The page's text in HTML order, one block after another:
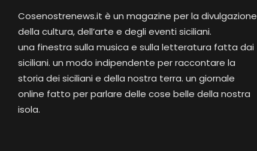
Cosenostrenews.it è un magazine per la divulgazione
della cultura, dell’arte e degli eventi siciliani.
una finestra sulla musica e sulla letteratura fatta dai
siciliani. un modo indipendente per raccontare la
storia dei siciliani e della nostra terra. un giornale
online fatto per parlare delle cose belle della nostra
isola.